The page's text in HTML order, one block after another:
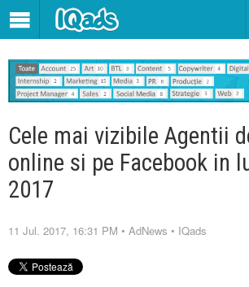
Cele mai vizibile Agentii
online si pe Facebook in
2017
11 Jul. 2017, 16:31 PM • AdNews • IQads